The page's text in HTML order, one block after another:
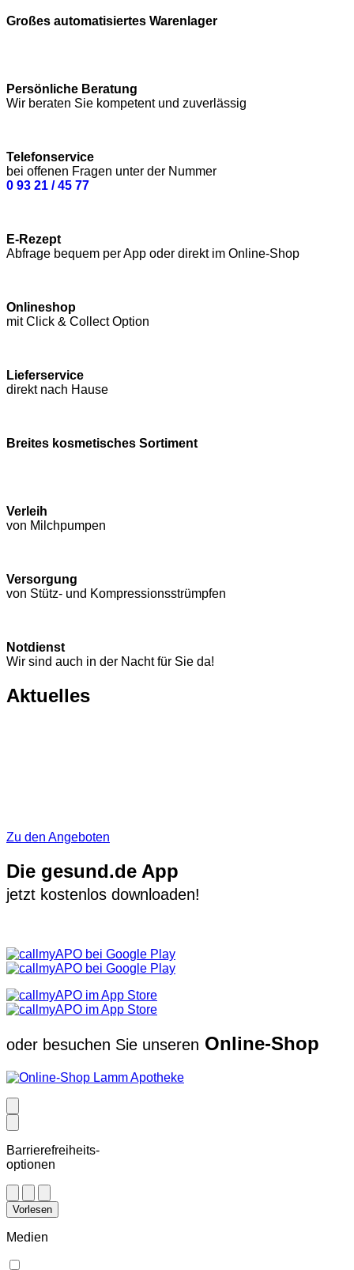
Großes automatisiertes Warenlager
Persönliche Beratung
Wir beraten Sie kompetent und zuverlässig
Telefonservice
bei offenen Fragen unter der Nummer
0 93 21 / 45 77
E-Rezept
Abfrage bequem per App oder direkt im Online-Shop
Onlineshop
mit Click & Collect Option
Lieferservice
direkt nach Hause
Breites kosmetisches Sortiment
Verleih
von Milchpumpen
Versorgung
von Stütz- und Kompressions­strümpfen
Notdienst
Wir sind auch in der Nacht für Sie da!
Aktuelles
Zu den Angeboten
Die gesund.de App
jetzt kostenlos downloaden!
oder besuchen Sie unseren Online-Shop
Barrierefreiheits-
optionen
Vorlesen
Medien